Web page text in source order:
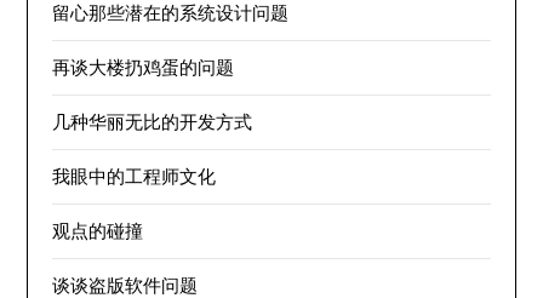
留心那些潜在的系统设计问题
再谈大楼扔鸡蛋的问题
几种华丽无比的开发方式
我眼中的工程师文化
观点的碰撞
谈谈盗版软件问题